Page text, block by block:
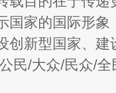
衣” 如何以
国家的国际形
创新型国家、
民/大众/民众/